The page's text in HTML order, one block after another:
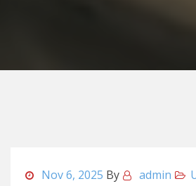
Nov 6, 2025 By admin